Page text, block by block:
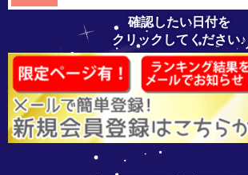
確認したい日付を
クリックしてください♪